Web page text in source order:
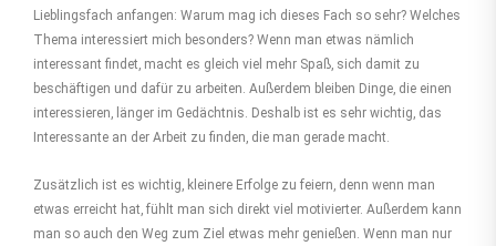
Lieblingsfach anfangen: Warum mag ich dieses Fach so sehr? Welches
Thema interessiert mich besonders? Wenn man etwas nämlich
interessant findet, macht es gleich viel mehr Spaß, sich damit zu
beschäftigen und dafür zu arbeiten. Außerdem bleiben Dinge, die einen
interessieren, länger im Gedächtnis. Deshalb ist es sehr wichtig, das
Interessante an der Arbeit zu finden, die man gerade macht.
Zusätzlich ist es wichtig, kleinere Erfolge zu feiern, denn wenn man
etwas erreicht hat, fühlt man sich direkt viel motivierter. Außerdem kann
man so auch den Weg zum Ziel etwas mehr genießen. Wenn man nur